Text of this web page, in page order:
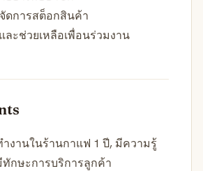
ดการสต็อกสินค้า
ละช่วยเหลือเพื่อนร่วมงาน
งานในร้านกาแฟ 1 ปี, มีความรู้
ทักษะการบริการลูกค้า